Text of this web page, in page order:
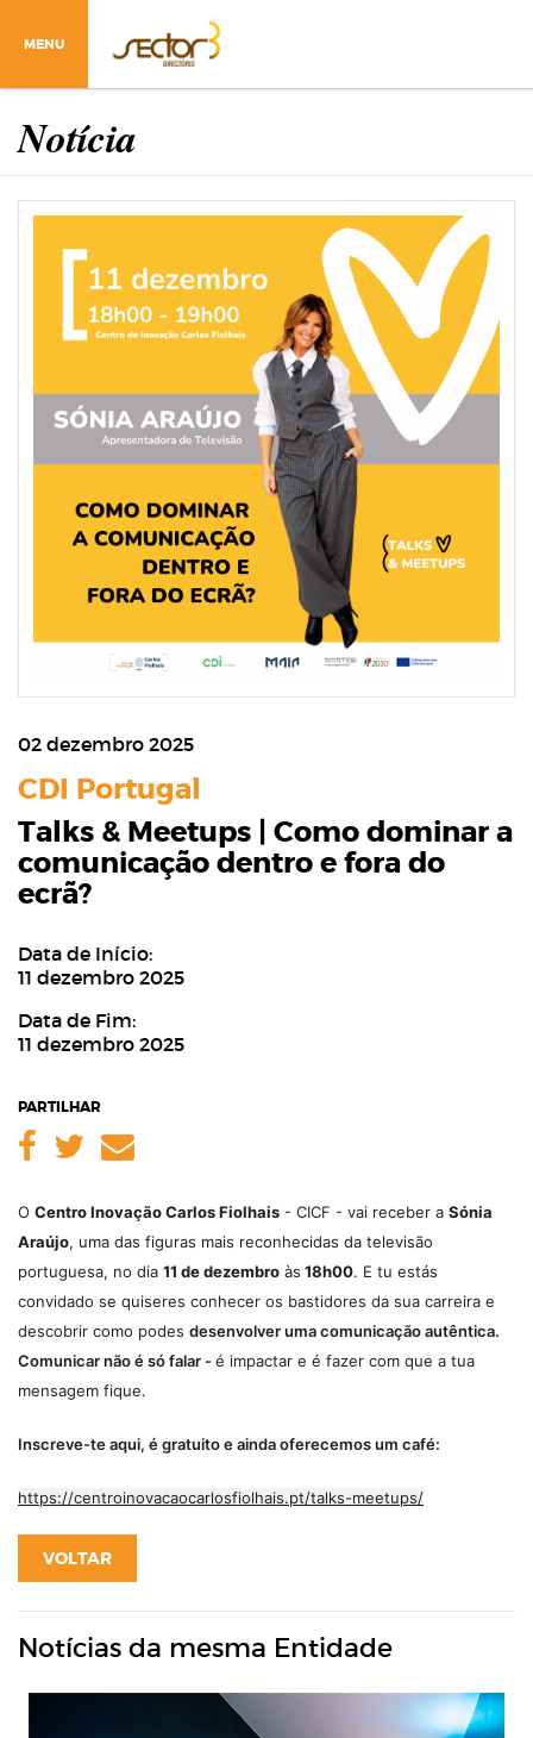
MENU
Notícia
02 dezembro 2025
CDI Portugal
Talks & Meetups | Como dominar a
comunicação dentro e fora do
ecrã?
Data de Início:
11 dezembro 2025
Data de Fim:
11 dezembro 2025
PARTILHAR
Facebook
Twitter
Email
O Centro Inovação Carlos Fiolhais - CICF - vai receber a Sónia
Araújo, uma das figuras mais reconhecidas da televisão
portuguesa, no dia 11 de dezembro às 18h00. E tu estás
convidado se quiseres conhecer os bastidores da sua carreira e
descobrir como podes desenvolver uma comunicação autêntica.
Comunicar não é só falar -é impactar e é fazer com que a tua
mensagem fique.
Inscreve-te aqui, é gratuito e ainda oferecemos um café:
https://centroinovacaocarlosfiolhais.pt/talks-meetups/
VOLTAR
Notícias da mesma Entidade